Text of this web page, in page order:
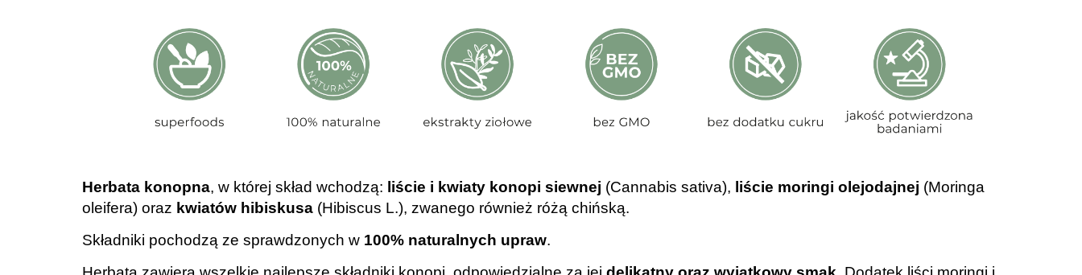
Herbata konopna, w której skład wchodzą: liście i kwiaty konopi siewnej (Cannabis sativa), liście moringi olejodajnej (Moringa
oleifera) oraz kwiatów hibiskusa (Hibiscus L.), zwanego również różą chińską.
Składniki pochodzą ze sprawdzonych w 100% naturalnych upraw.